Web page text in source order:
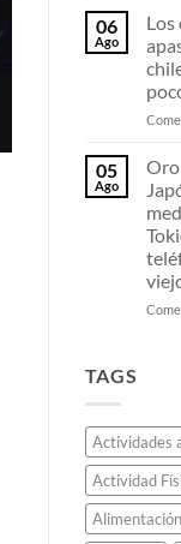
06
Ago
Los
05
Ago
TAGS
Actividades
Actividad